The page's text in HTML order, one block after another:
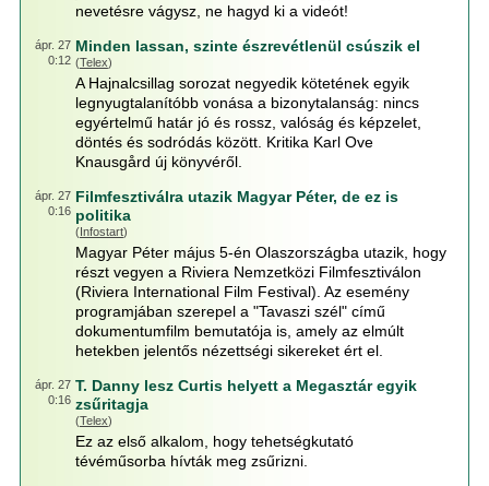
nevetésre vágysz, ne hagyd ki a videót!
ápr. 27
0:12
Minden lassan, szinte észrevétlenül csúszik el
(Telex)
A Hajnalcsillag sorozat negyedik kötetének egyik
legnyugtalanítóbb vonása a bizonytalanság: nincs
egyértelmű határ jó és rossz, valóság és képzelet,
döntés és sodródás között. Kritika Karl Ove
Knausgård új könyvéről.
ápr. 27
0:16
Filmfesztiválra utazik Magyar Péter, de ez is
politika
(Infostart)
Magyar Péter május 5-én Olaszországba utazik, hogy
részt vegyen a Riviera Nemzetközi Filmfesztiválon
(Riviera International Film Festival). Az esemény
programjában szerepel a "Tavaszi szél" című
dokumentumfilm bemutatója is, amely az elmúlt
hetekben jelentős nézettségi sikereket ért el.
ápr. 27
0:16
T. Danny lesz Curtis helyett a Megasztár egyik
zsűritagja
(Telex)
Ez az első alkalom, hogy tehetségkutató
tévéműsorba hívták meg zsűrizni.